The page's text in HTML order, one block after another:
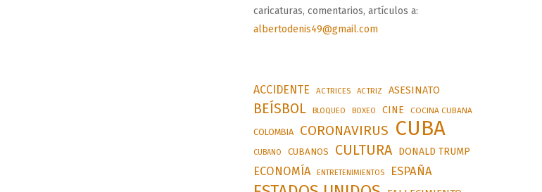
caricaturas, comentarios, artículos a:
albertodenis49@gmail.com
ACCIDENTE ACTRICES ACTRIZ ASESINATO
BEÍSBOL BLOQUEO BOXEO CINE COCINA CUBANA
COLOMBIA CORONAVIRUS CUBA
CUBANO CUBANOS CULTURA DONALD TRUMP
ECONOMÍA ENTRETENIMIENTOS ESPAÑA